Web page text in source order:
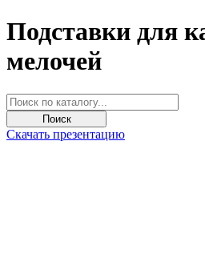
Подставки для
мелочей
Поиск
Скачать презентацию